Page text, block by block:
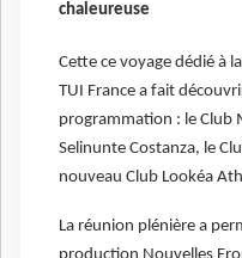
chaleureuse
Cette ce voyage dédié à
TUI France a fait
programmation : le Club
Selinunte Costanza, le
nouveau Club Lookéa
La réunion plénière a